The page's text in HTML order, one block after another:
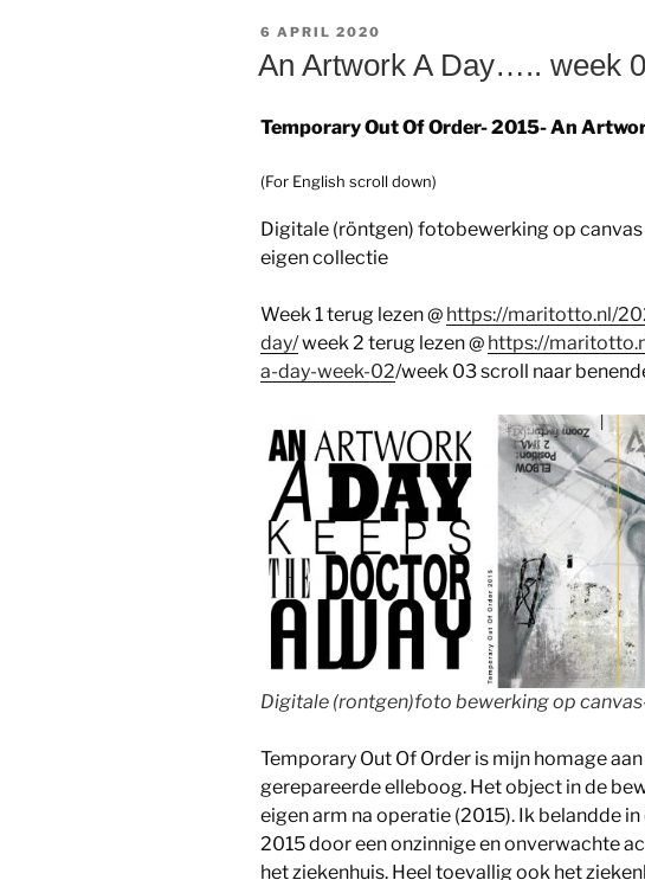
GEPLAATST
6 APRIL 2020
An Artwork A Day….. week
Temporary Out Of Order- 2015- An
(For English scroll down)
Digitale (röntgen) fotobewerking op
eigen collectie
Week 1 terug lezen @ https://maritotto.nl/
day/week 2 terug lezen @ https://
a-day-week-02/week 03 scroll naar
Digitale (rontgen)foto bewerking op
Temporary Out Of Order is mijn homage
gerepareerde elleboog. Het object in de
eigen arm na operatie (2015). Ik belandde
2015 door een onzinnige en onverwachte
het ziekenhuis. Heel toevallig ook het